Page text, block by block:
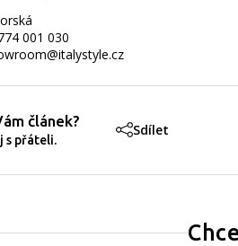
001 030
článek?
s přáteli.
Sdílet